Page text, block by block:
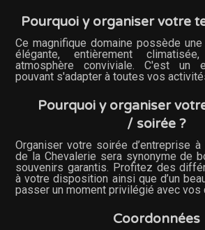
Pourquoi y organiser votre
Ce magnifique domaine possède
élégante, entièrement
atmosphère conviviale. C'est un
pouvant s'adapter à toutes vos
Pourquoi y organiser
/ soirée ?
Organiser votre soirée d’entreprise à
de la Chevalerie sera synonyme de
souvenirs garantis. Profitez des
à votre disposition ainsi que d’un
passer un moment privilégié avec vos
Coordonnées